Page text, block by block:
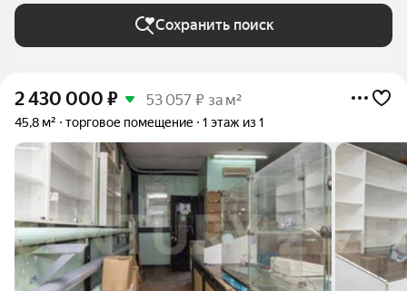
Сохранить поиск
2 430 000 ₽ 53 057 ₽ за м²
45,8 м² торговое помещение 1 этаж из 1